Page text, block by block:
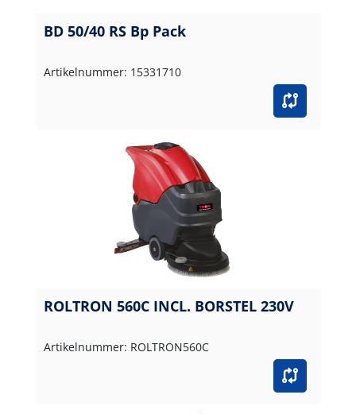
BD 50/40 RS Bp Pack
Artikelnummer: 15331710
ROLTRON 560C INCL. BORSTEL 230V
Artikelnummer: ROLTRON560C